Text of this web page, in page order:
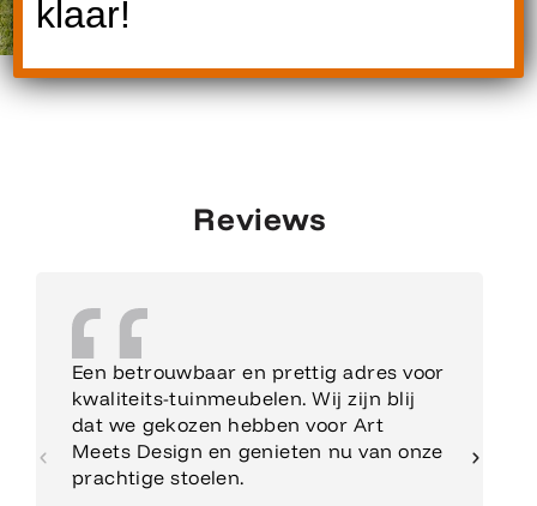
Reviews
Een betrouwbaar en prettig adres voor
kwaliteits-tuinmeubelen. Wij zijn blij
dat we gekozen hebben voor Art
Meets Design en genieten nu van onze
prachtige stoelen.
klaar!